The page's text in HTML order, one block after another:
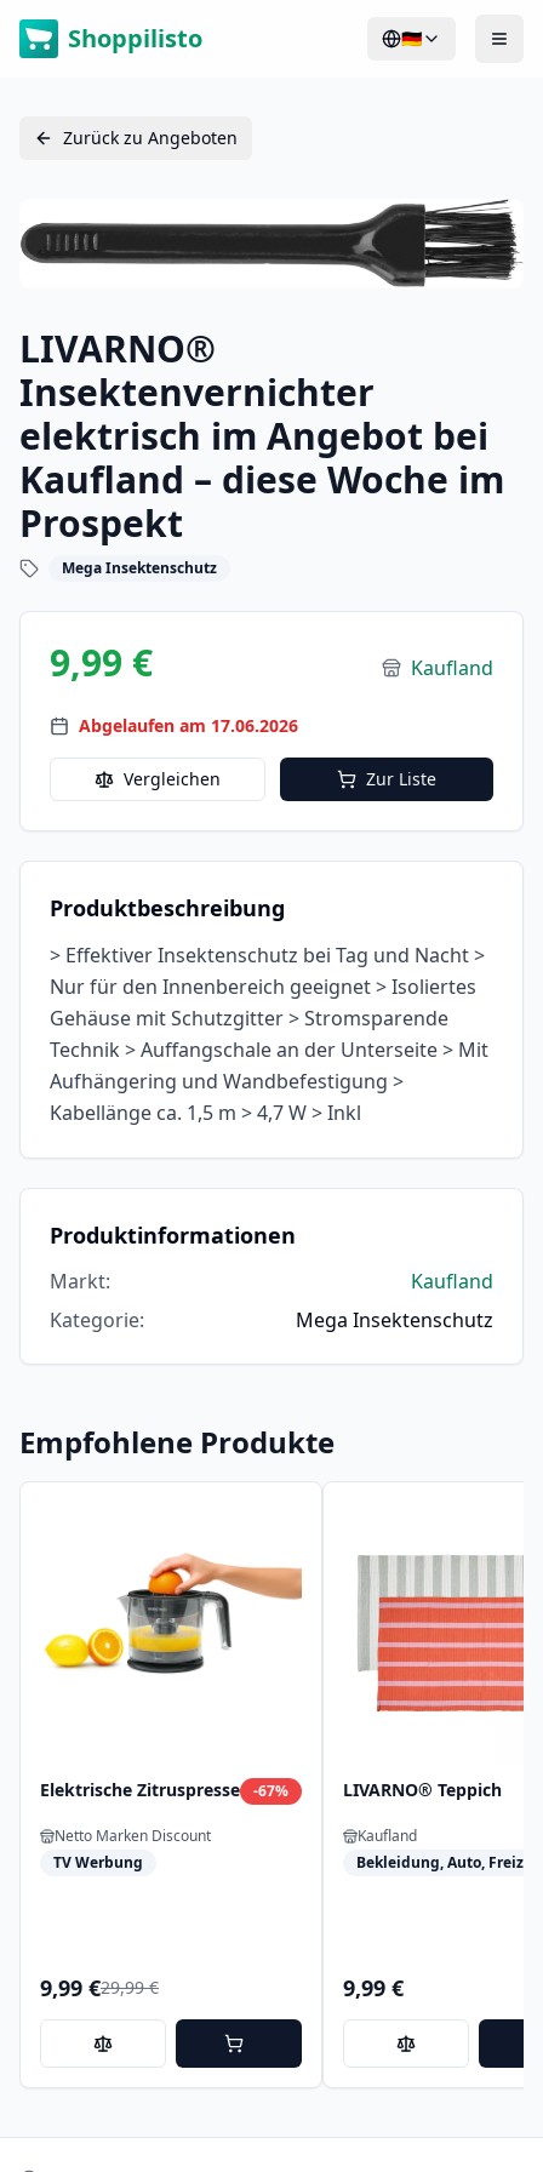
Shoppilisto 🇩🇪
Zurück zu Angeboten
LIVARNO®
Insektenvernichter
elektrisch im Angebot bei
Kaufland – diese Woche im
Prospekt
Mega Insektenschutz
9,99 € Kaufland
Abgelaufen am 17.06.2026
Vergleichen Zur Liste
Produktbeschreibung
> Effektiver Insektenschutz bei Tag und Nacht >
Nur für den Innenbereich geeignet > Isoliertes
Gehäuse mit Schutzgitter > Stromsparende
Technik > Auffangschale an der Unterseite > Mit
Aufhängering und Wandbefestigung >
Kabellänge ca. 1,5 m > 4,7 W > Inkl
Produktinformationen
Markt:
Kaufland
Kategorie: Mega Insektenschutz
Empfohlene Produkte
Elektrische Zitruspresse -67%
Netto Marken Discount
TV Werbung
9,99 €29,99 €
LIVARNO® Teppich
Kaufland
Bekleidung, Auto,
9,99 €